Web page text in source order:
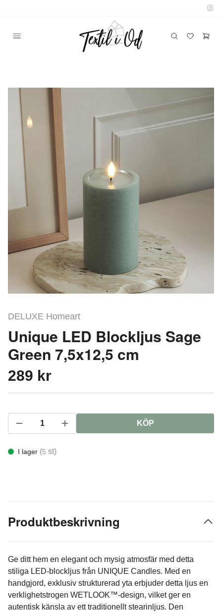
DELUXE Homeart
Unique LED Blockljus Sage
Green 7,5x12,5 cm
289 kr
KÖP
I lager (5 st)
Produktbeskrivning
Ge ditt hem en elegant och mysig atmosfär med detta
stiliga LED-blockljus från UNIQUE Candles. Med en
handgjord, exklusiv strukturerad yta erbjuder detta ljus en
verklighetstrogen WETLOOK™-design, vilket ger en
autentisk känsla av ett traditionellt stearinljus. Den